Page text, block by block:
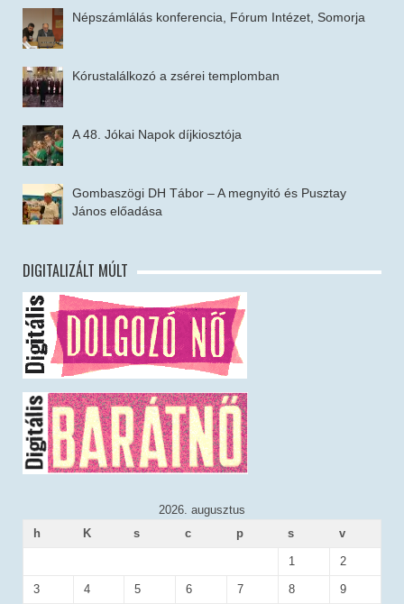
Népszámlálás konferencia, Fórum Intézet, Somorja
Kórustalálkozó a zsérei templomban
A 48. Jókai Napok díjkiosztója
Gombaszögi DH Tábor – A megnyitó és Pusztay
János előadása
DIGITALIZÁLT MÚLT
2026. augusztus
h
K s c p s v
1 2
3 4 5 6 7 8 9